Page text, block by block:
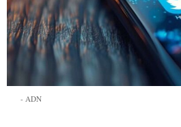
ADN